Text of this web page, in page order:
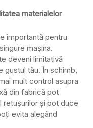
materialelor
importantă pentru
mașina.
deveni limitativă
gustul tău. În schimb,
mult control asupra
din fabrică pot
retușurilor și pot duce
evita alegând